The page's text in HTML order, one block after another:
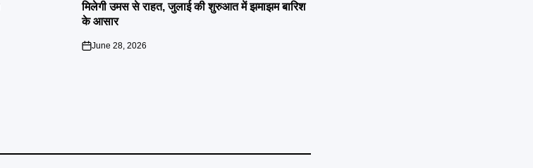
मिलेगी उमस से राहत, जुलाई की शुरुआत में झमाझम बारिश
के आसार
on
June 28, 2026